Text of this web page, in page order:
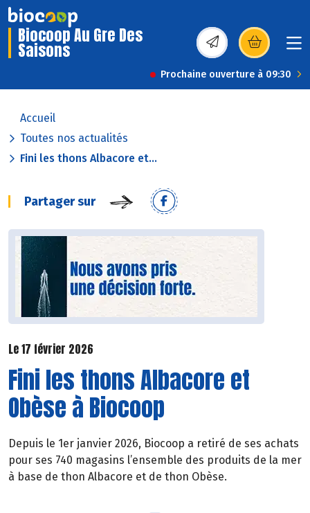
Biocoop Au Gre Des
Saisons (s’ouvre dans une
Prochaine ouverture à 09:30
Accueil
Toutes nos actualités
Fini les thons Albacore et...
Partager sur
Le 17 février 2026
Fini les thons Albacore et
Obèse à Biocoop
Depuis le 1er janvier 2026, Biocoop a retiré de ses achats
pour ses 740 magasins l’ensemble des produits de la mer
à base de thon Albacore et de thon Obèse.